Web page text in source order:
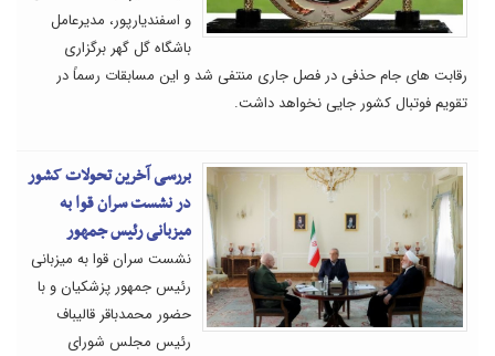
و اسفندیارپور، مدیرعامل
باشگاه گل گهر برگزاری
رقابت های جام حذفی در فصل جاری منتفی شد و این مسابقات رسماً در
تقویم فوتبال کشور جایی نخواهد داشت.
بررسی آخرین تحولات کشور
در نشست سران قوا به
میزبانی رئیس جمهور
نشست سران قوا به میزبانی
رئیس جمهور پزشکیان و با
حضور محمدباقر قالیباف
رئیس مجلس شورای